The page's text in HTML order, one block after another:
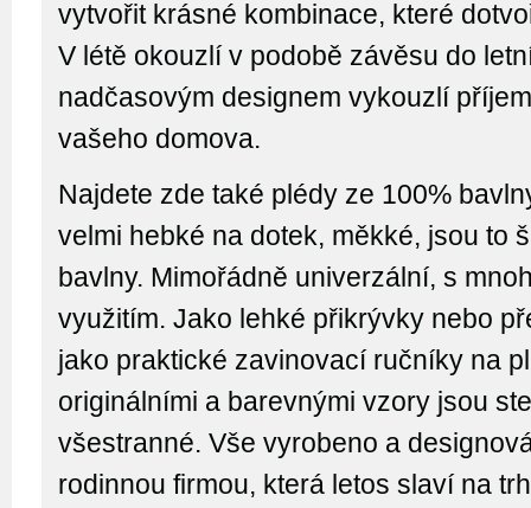
vytvořit krásné kombinace, které
V létě okouzlí v podobě závěsu do
nadčasovým designem vykouzlí
vašeho domova.
Najdete zde také plédy ze 100%
velmi hebké na dotek, měkké, jsou to
bavlny. Mimořádně univerzální, s
využitím. Jako lehké přikrývky nebo
jako praktické zavinovací ručníky na
originálními a barevnými vzory jsou
všestranné. Vše vyrobeno a
rodinnou firmou, která letos slaví na